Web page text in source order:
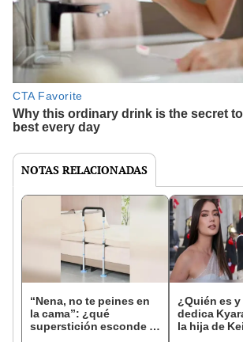
NOTAS RELACIONADAS
“Nena, no te peines en
la cama”: ¿qué
superstición esconde la
¿Quién es y
dedica
la hija de